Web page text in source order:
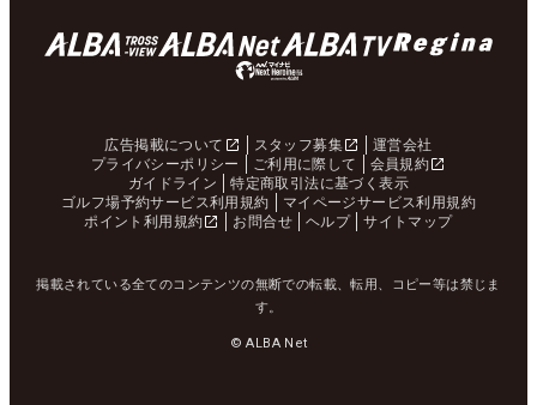
広告掲載について スタッフ募集
運営会社
プライバシーポリシー
ご利用に際して
会員規約
ガイドライン
特定商取引法に基づく表示
ゴルフ場予約サービス利用規約
マイページサービス利用規約
ポイント利用規約
お問合せ ヘルプ サイトマップ
掲載されている全てのコンテンツの無断での転載、転用、コピー等は禁じま
す。
© ALBA Net